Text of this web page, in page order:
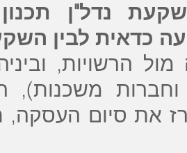
נדל"ן
כדאית לבין
הרשויות,
משכנות),
תזרז את סיום